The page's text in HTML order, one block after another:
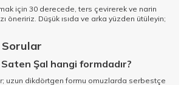
için 30 derecede, ters çevirerek ve narin
öneririz. Düşük ısıda ve arka yüzden ütüleyin;
Sorular
Şal hangi formdadır?
uzun dikdörtgen formu omuzlarda serbestçe